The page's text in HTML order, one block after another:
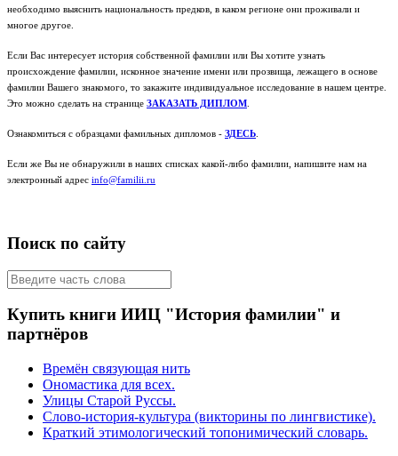
необходимо выяснить национальность предков, в каком регионе они проживали и
многое другое.
Если Вас интересует история собственной фамилии или Вы хотите узнать
происхождение фамилии, исконное значение имени или прозвища, лежащего в основе
фамилии Вашего знакомого, то закажите индивидуальное исследование в нашем центре.
Это можно сделать на странице ЗАКАЗАТЬ ДИПЛОМ
Ознакомиться с образцами фамильных дипломов - ЗДЕСЬ
Если же Вы не обнаружили в наших списках какой-либо фамилии, напишите нам на
электронный адрес info@familii.ru
Поиск по сайту
Купить книги ИИЦ "История фамилии" и
партнёров
Времён связующая нить
Ономастика для всех.
Улицы Старой Руссы.
Слово-история-культура (викторины по лингвистике).
Краткий этимологический топонимический словарь.